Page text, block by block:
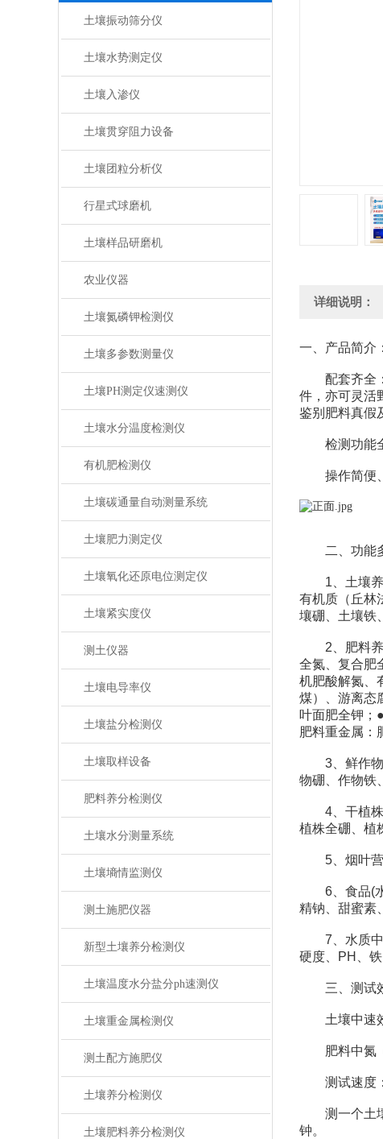
土壤振动筛分仪
土壤水势测定仪
土壤入渗仪
土壤贯穿阻力设备
土壤团粒分析仪
行星式球磨机
土壤样品研磨机
农业仪器
土壤氮磷钾检测仪
土壤多参数测量仪
土壤PH测定仪速测仪
土壤水分温度检测仪
有机肥检测仪
土壤碳通量自动测量系统
土壤肥力测定仪
土壤氧化还原电位测定仪
土壤紧实度仪
测土仪器
土壤电导率仪
土壤盐分检测仪
土壤取样设备
肥料养分检测仪
土壤水分测量系统
土壤墒情监测仪
测土施肥仪器
新型土壤养分检测仪
土壤温度水分盐分ph速测仪
土壤重金属检测仪
测土配方施肥仪
土壤养分检测仪
土壤肥料养分检测仪​
详细说明：
一、产品简介：
配套齐全：
件，亦可灵活
鉴别肥料真假
检测功能全
操作简便、
二、功能多
1、土壤养
有机质（丘林
壤硼、土壤铁
2、肥料养
全氮、复合肥
机肥酸解氮、
煤）、游离态
叶面肥全钾；
肥料重金属：
3、鲜作物
物硼、作物铁
4、干植株营
植株全硼、植
5、烟叶营
6、食品(水
精钠、甜蜜素
7、水质中：
硬度、PH、
三、测试效
土壤中速效
肥料中氮（
测试速度：
测一个土壤
钟。